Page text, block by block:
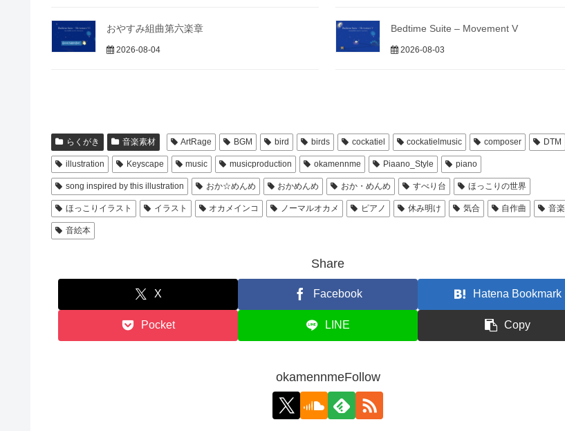
おやすみ組曲第六楽章
2026-08-04
Bedtime Suite – Movement V
2026-08-03
らくがき 音楽素材 ArtRage BGM bird birds cockatiel cockatielmusic composer DTM
illustration Keyscape music musicproduction okamennme Piaano_Style piano
song inspired by this illustration おか☆めんめ おかめんめ おか・めんめ すべり台 ほっこりの世界
ほっこりイラスト イラスト オカメインコ ノーマルオカメ ピアノ 休み明け 気合 自作曲 音楽
音絵本
Share
X Facebook Hatena Bookmark
Pocket LINE Copy
okamennmeFollow